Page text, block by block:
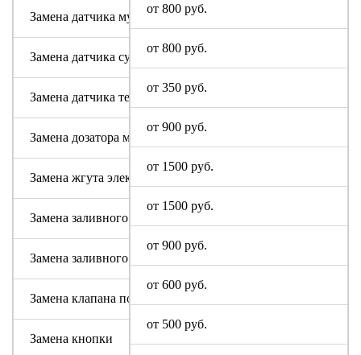
от 800 руб.
от 800 руб.
от 350 руб.
от 900 руб.
от 1500 руб.
от 1500 руб.
от 900 руб.
от 600 руб.
от 500 руб.
Замена датчика мутности
Замена датчика сушки
Замена датчика температуры или термостата
Замена дозатора моющих средств
Замена жгута электропроводки
Замена заливного клапана (КЭНа)
Замена заливного шланга
Замена клапана подачи воды
Замена кнопки